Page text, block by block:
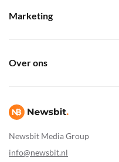
Newsbit Media Group
info@newsbit.nl
Marketing
Over ons